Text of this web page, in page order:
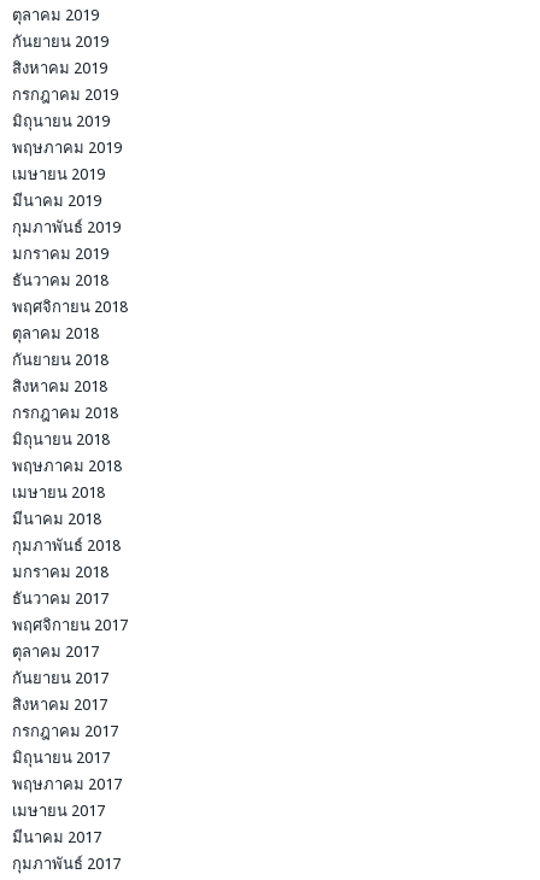
ตุลาคม 2019
กันยายน 2019
สิงหาคม 2019
กรกฎาคม 2019
มิถุนายน 2019
พฤษภาคม 2019
เมษายน 2019
มีนาคม 2019
กุมภาพันธ์ 2019
มกราคม 2019
ธันวาคม 2018
พฤศจิกายน 2018
ตุลาคม 2018
กันยายน 2018
สิงหาคม 2018
กรกฎาคม 2018
มิถุนายน 2018
พฤษภาคม 2018
เมษายน 2018
มีนาคม 2018
กุมภาพันธ์ 2018
มกราคม 2018
ธันวาคม 2017
พฤศจิกายน 2017
ตุลาคม 2017
กันยายน 2017
สิงหาคม 2017
กรกฎาคม 2017
มิถุนายน 2017
พฤษภาคม 2017
เมษายน 2017
มีนาคม 2017
กุมภาพันธ์ 2017